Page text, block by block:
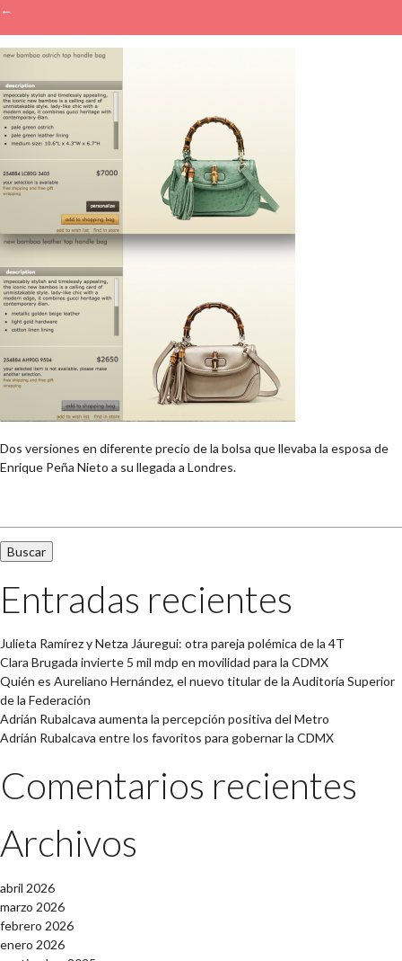
←
→
Dos versiones en diferente precio de la bolsa que llevaba la esposa de
Enrique Peña Nieto a su llegada a Londres.
Entradas recientes
Julieta Ramírez y Netza Jáuregui: otra pareja polémica de la 4T
Clara Brugada invierte 5 mil mdp en movilidad para la CDMX
Quién es Aureliano Hernández, el nuevo titular de la Auditoría Superior
de la Federación
Adrián Rubalcava aumenta la percepción positiva del Metro
Adrián Rubalcava entre los favoritos para gobernar la CDMX
Comentarios recientes
Archivos
abril 2026
marzo 2026
febrero 2026
enero 2026